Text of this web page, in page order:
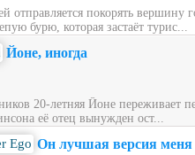
отправляется покорять
бурю, которая застаёт турис...
Йоне, иногда
20‑летняя Йоне переживает
её отец вынужден ост...
Он лучшая версия меня